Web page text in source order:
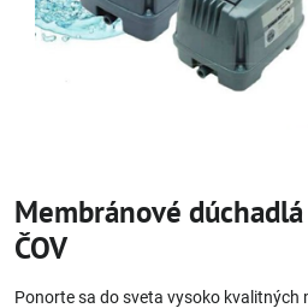
Membránové
ČOV
Ponorte sa do sveta vysoko